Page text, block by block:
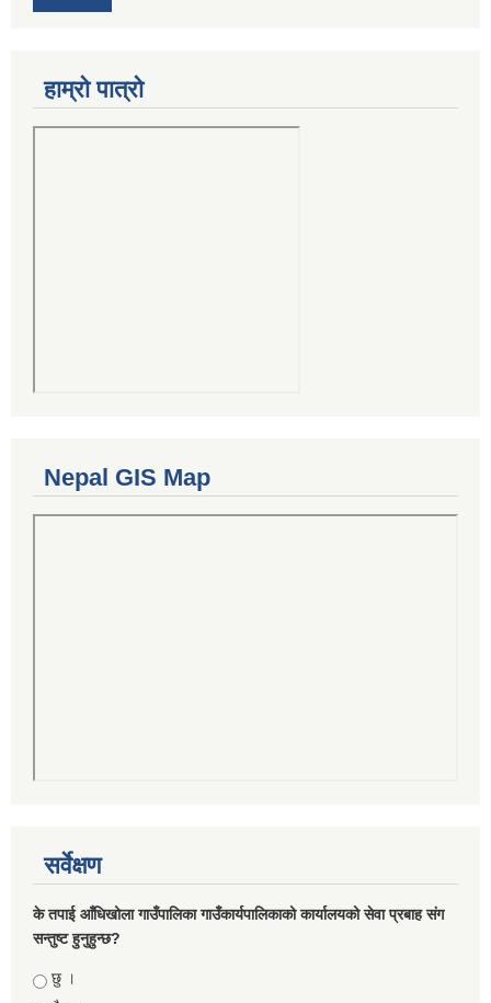
हाम्रो पात्रो
Nepal GIS Map
सर्वेक्षण
के तपाई आँधिखोला गाउँपालिका गाउँकार्यपालिकाको कार्यालयको सेवा प्रबाह संग
सन्तुष्ट हुनुहुन्छ?
Choices
छु ।